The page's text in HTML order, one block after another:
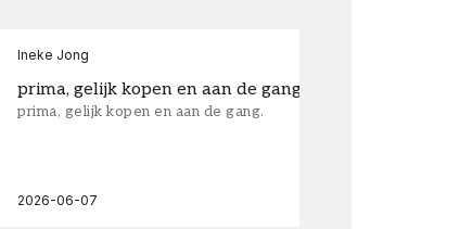
Ineke Jong
prima, gelijk kopen en aan de gang.
prima, gelijk kopen en aan de gang.
2026-06-07